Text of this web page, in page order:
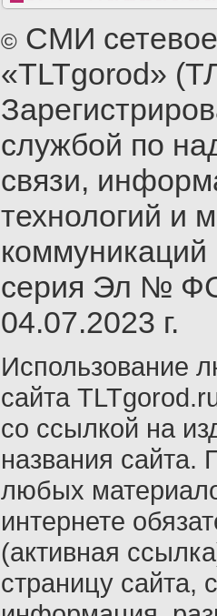
© СМИ
«TLTgorod»
службой по
связи,
технологий и
серия Эл №
04.07.2023 г.
Использование
сайта
со ссылкой на
названия сайта.
любых
интернете
(активная
страницу сайта,